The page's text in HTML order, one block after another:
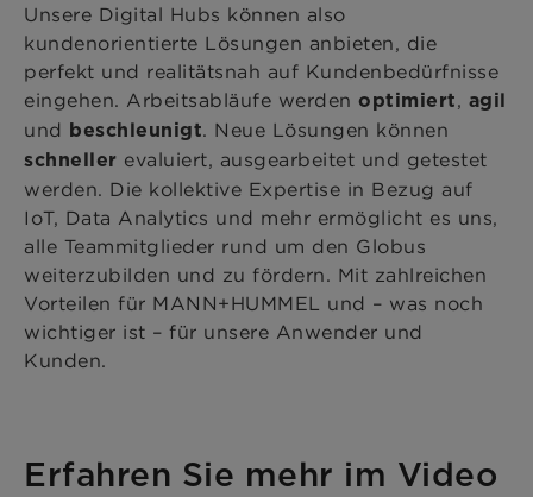
Unsere Digital Hubs können also
kundenorientierte Lösungen anbieten, die
perfekt und realitätsnah auf Kundenbedürfnisse
eingehen. Arbeitsabläufe werden optimiert, agil
und beschleunigt. Neue Lösungen können
schneller evaluiert, ausgearbeitet und getestet
werden. Die kollektive Expertise in Bezug auf
IoT, Data Analytics und mehr ermöglicht es uns,
alle Teammitglieder rund um den Globus
weiterzubilden und zu fördern. Mit zahlreichen
Vorteilen für MANN+HUMMEL und – was noch
wichtiger ist – für unsere Anwender und
Kunden.
Erfahren Sie mehr im Video